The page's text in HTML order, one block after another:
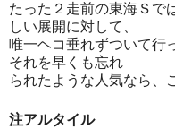
たった２走前の東海Ｓで
しい展開に対して、
唯一ヘコ垂れずついて行
それを早くも忘れ
られたような人気なら、
注アルタイル